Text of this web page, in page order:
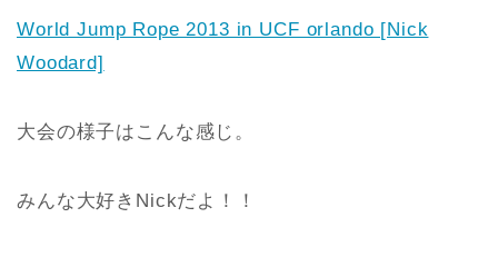
World Jump Rope 2013 in UCF orlando [Nick
Woodard]
大会の様子はこんな感じ。
みんな大好きNickだよ！！